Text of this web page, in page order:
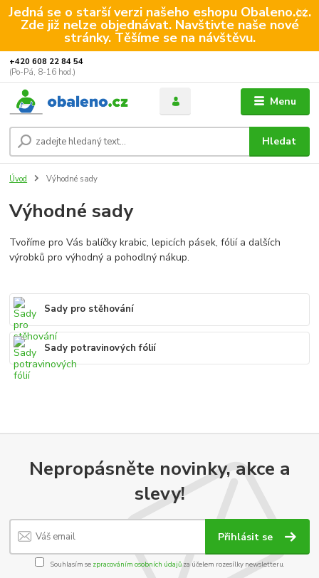
Jedná se o starší verzi našeho eshopu Obaleno.cz.
Zde již nelze objednávat. Navštivte naše nové
stránky. Těšíme se na návštěvu.
Menu
Hledat
+420 608 22 84 54
(Po-Pá, 8-16 hod.)
Úvod Výhodné sady
Výhodné sady
Tvoříme pro Vás balíčky krabic, lepicích pásek, fólií a dalších
výrobků pro výhodný a pohodlný nákup.
Sady pro stěhování
Sady potravinových fólií
Nepropásněte novinky, akce a
slevy!
Přihlásit se
Souhlasím se zpracováním osobních údajůza účelem rozesílky newsletteru.